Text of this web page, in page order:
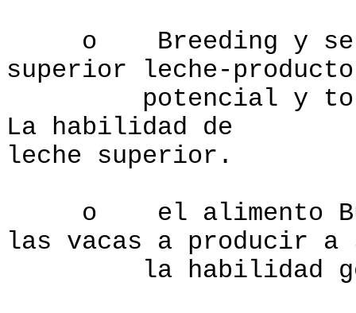
o Breeding y
superior leche-
potencial y toros
La habilidad de
leche superior.
o el alimento
las vacas a producir a
la habilidad